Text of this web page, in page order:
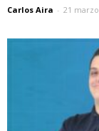
Carlos Aira - 21